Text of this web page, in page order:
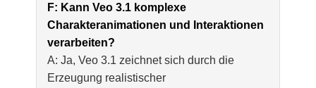
F: Kann Veo 3.1 komplexe
Charakteranimationen und Interaktionen
verarbeiten?
A: Ja, Veo 3.1 zeichnet sich durch die
Erzeugung realistischer